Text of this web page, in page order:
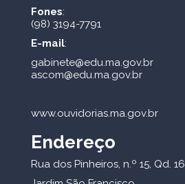
Fones:
(98) 3194-7791
E-mail:
gabinete@edu.ma.gov.br
ascom@edu.ma.gov.br
www.ouvidorias.ma.gov.br
Endereço
Rua dos Pinheiros, n.º 15, Qd. 16